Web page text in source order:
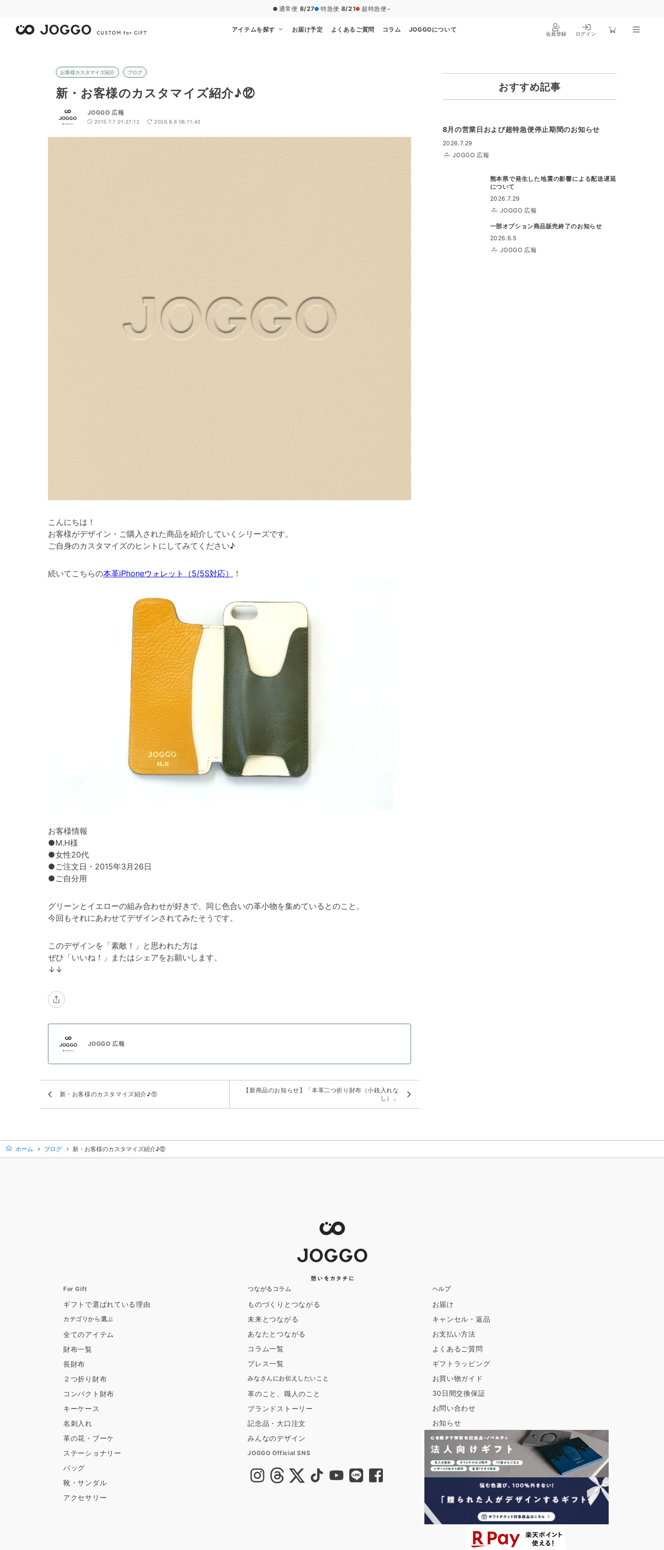
通常便 8/27 特急便 8/21 超特急便 −
アイテムを探す お届け予定 よくあるご質問 コラム JOGGOについて
会員登録 ログイン
お客様カスタマイズ紹介 ブログ
新・お客様のカスタマイズ紹介♪⑫
JOGGO 広報
2015.7.7 01:27:12 2026.8.6 06:11:43
こんにちは！
お客様がデザイン・ご購入された商品を紹介していくシリーズです。
ご自身のカスタマイズのヒントにしてみてください♪
続いてこちらの本革iPhoneウォレット（5/5S対応） ！
お客様情報
●M.H様
●女性20代
●ご注文日・2015年3月26日
●ご自分用
グリーンとイエローの組み合わせが好きで、同じ色合いの革小物を集めているとのこと。
今回もそれにあわせてデザインされてみたそうです。
このデザインを「素敵！」と思われた方は
ぜひ「いいね！」またはシェアをお願いします。
↓↓
JOGGO 広報
新・お客様のカスタマイズ紹介♪⑪
【新商品のお知らせ】「本革二つ折り財布（小銭入れな
し）」
おすすめ記事
8月の営業日および超特急便停止期間のお知らせ
2026.7.29
JOGGO 広報
熊本県で発生した地震の影響による配送遅延
について
2026.7.29
JOGGO 広報
一部オプション商品販売終了のお知らせ
2026.6.5
JOGGO 広報
ホーム ブログ 新・お客様のカスタマイズ紹介♪⑫
For Gift
ギフトで選ばれている理由
カテゴリから選ぶ
全てのアイテム
財布一覧
長財布
２つ折り財布
コンパクト財布
キーケース
名刺入れ
革の花・ブーケ
ステーショナリー
バッグ
靴・サンダル
アクセサリー
つながるコラム
ものづくりとつながる
未来とつながる
あなたとつながる
コラム一覧
プレス一覧
みなさんにお伝えしたいこと
革のこと、職人のこと
ブランドストーリー
記念品・大口注文
みんなのデザイン
JOGGO Official SNS
ヘルプ
お届け
キャンセル・返品
お支払い方法
よくあるご質問
ギフトラッピング
お買い物ガイド
30日間交換保証
お問い合わせ
お知らせ